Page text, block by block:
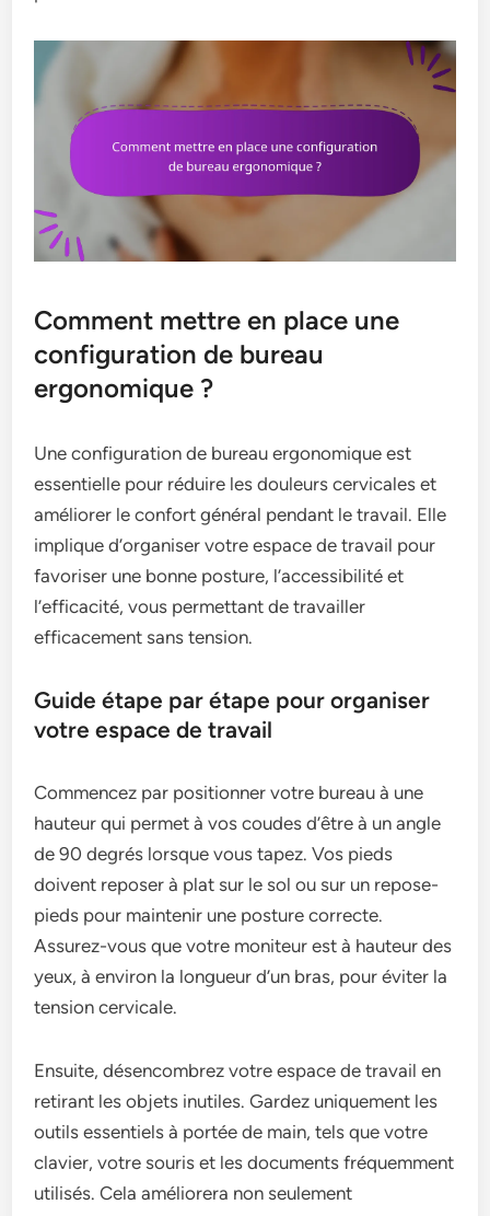
Comment mettre en place une
configuration de bureau
ergonomique ?
Une configuration de bureau ergonomique est
essentielle pour réduire les douleurs cervicales et
améliorer le confort général pendant le travail. Elle
implique d’organiser votre espace de travail pour
favoriser une bonne posture, l’accessibilité et
l’efficacité, vous permettant de travailler
efficacement sans tension.
Guide étape par étape pour organiser
votre espace de travail
Commencez par positionner votre bureau à une
hauteur qui permet à vos coudes d’être à un angle
de 90 degrés lorsque vous tapez. Vos pieds
doivent reposer à plat sur le sol ou sur un repose-
pieds pour maintenir une posture correcte.
Assurez-vous que votre moniteur est à hauteur des
yeux, à environ la longueur d’un bras, pour éviter la
tension cervicale.
Ensuite, désencombrez votre espace de travail en
retirant les objets inutiles. Gardez uniquement les
outils essentiels à portée de main, tels que votre
clavier, votre souris et les documents fréquemment
utilisés. Cela améliorera non seulement